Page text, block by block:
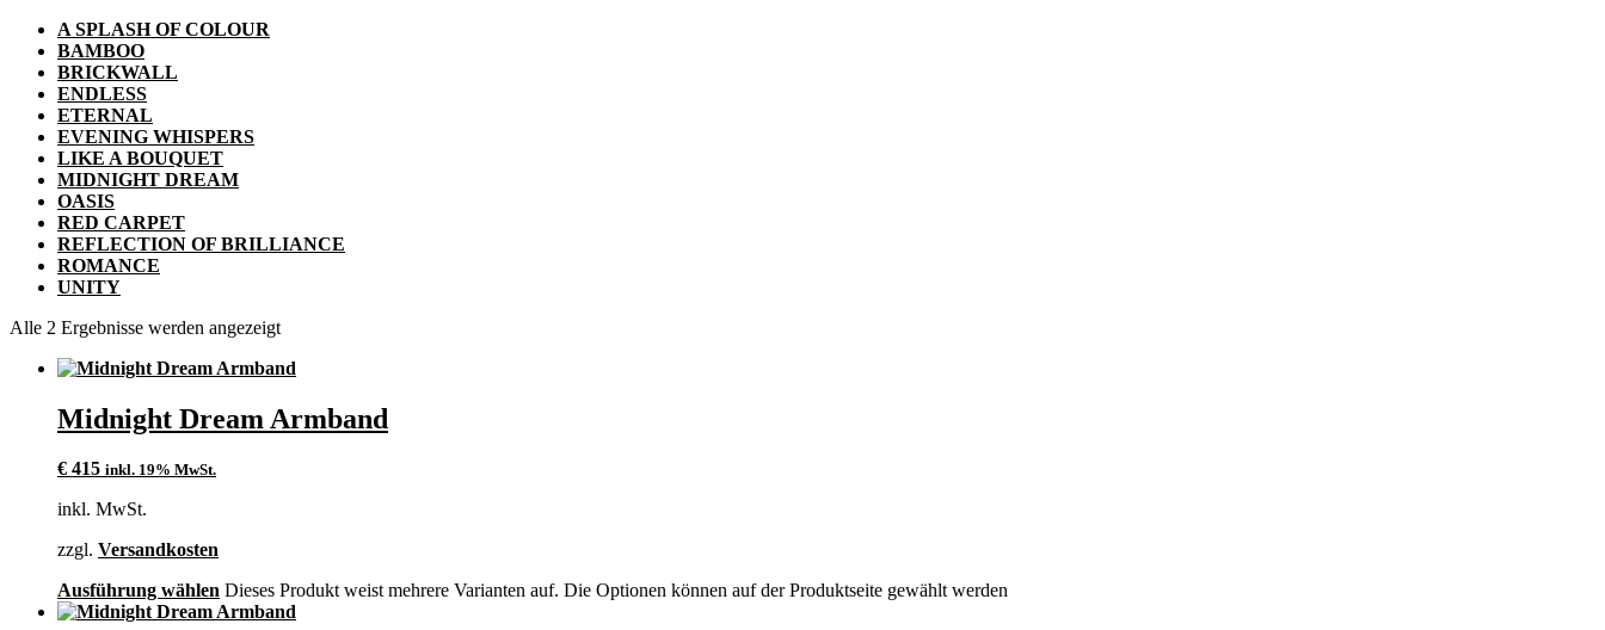
A SPLASH OF COLOUR
BAMBOO
BRICKWALL
ENDLESS
ETERNAL
EVENING WHISPERS
LIKE A BOUQUET
MIDNIGHT DREAM
OASIS
RED CARPET
REFLECTION OF BRILLIANCE
ROMANCE
UNITY
Alle 2 Ergebnisse werden angezeigt
Midnight Dream Armband
€ 415 inkl. 19% MwSt.
inkl. MwSt.
zzgl. Versandkosten
Ausführung wählen Dieses Produkt weist mehrere Varianten auf. Die Optionen können auf der Produktseite gewählt werden